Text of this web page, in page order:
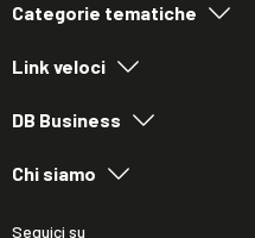
Categorie tematiche
Link veloci
DB Business
Chi siamo
Seguici su